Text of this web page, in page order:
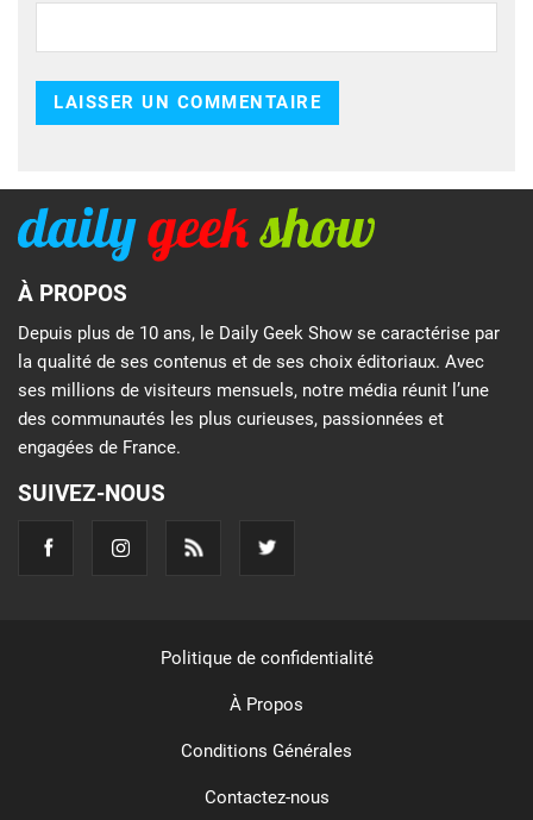
À PROPOS
Depuis plus de 10 ans, le Daily Geek Show se caractérise par
la qualité de ses contenus et de ses choix éditoriaux. Avec
ses millions de visiteurs mensuels, notre média réunit l’une
des communautés les plus curieuses, passionnées et
engagées de France.
SUIVEZ-NOUS
Politique de confidentialité
À Propos
Conditions Générales
Contactez-nous